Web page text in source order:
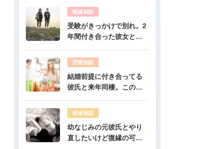
復縁相談
受験がきっかけで別れ。2
年間付き合った彼女と復
無料占い
恋愛相談
結婚前提に付き合ってる
彼氏と来年同棲。このま
鑑定-無料占い
復縁相談
幼なじみの元彼氏とやり
直したいけど復縁の可能